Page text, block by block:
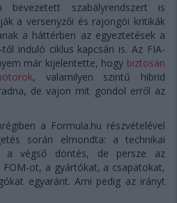
szabályrendszert is
a versenyzői és rajongói kritikák
a háttérben az egyeztetések a
induló ciklus kapcsán is. Az FIA-
már kijelentette, hogy biztosan
, valamilyen szintű hibrid
de vajon mit gondol erről az
a Formula.hu részvételével
során elmondta: a technikai
a végső döntés, de persze az
ot, a gyártókat, a csapatokat,
egyaránt. Ami pedig az irányt